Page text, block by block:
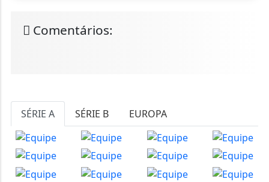
Comentários:
SÉRIE A SÉRIE B EUROPA